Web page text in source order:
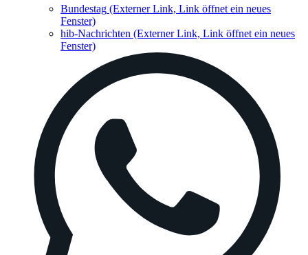
Bundestag (Externer Link, Link öffnet ein neues
Fenster)
hib-Nachrichten (Externer Link, Link öffnet ein neues
Fenster)